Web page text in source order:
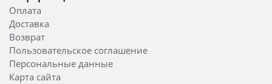
Оплата
Доставка
Возврат
Пользовательское соглашение
Персональные данные
Карта сайта